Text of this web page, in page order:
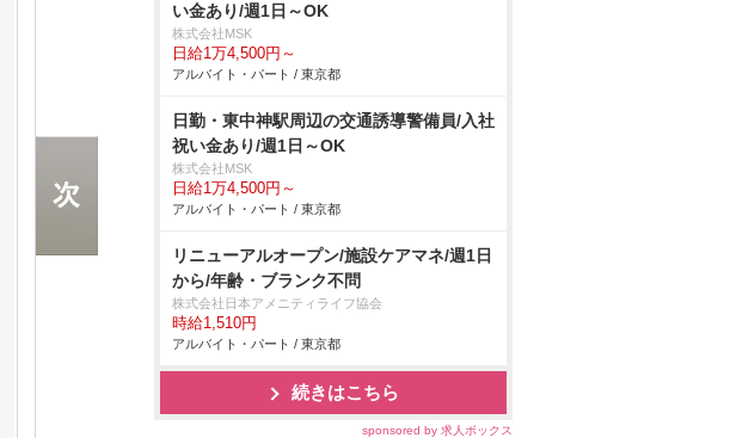
い金あり/週1日～OK
株式会社MSK
日給1万4,500円～
アルバイト・パート / 東京都
日勤・東中神駅周辺の交通誘導警備員/入社
祝い金あり/週1日～OK
株式会社MSK
日給1万4,500円～
アルバイト・パート / 東京都
リニューアルオープン/施設ケアマネ/週1日
から/年齢・ブランク不問
株式会社日本アメニティライフ協会
時給1,510円
アルバイト・パート / 東京都
続きはこちら
sponsored by 求人ボックス